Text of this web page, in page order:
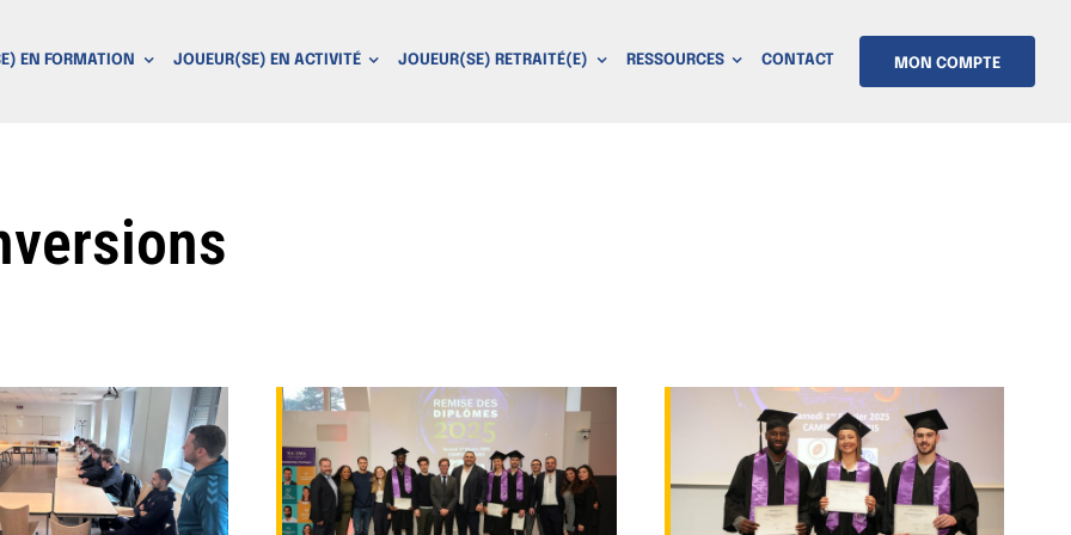
EN FORMATION JOUEUR(SE) EN ACTIVITÉ JOUEUR(SE) RETRAITÉ(E) RESSOURCES CONTACT MON COMPTE